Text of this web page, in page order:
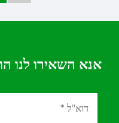
אנא השאירו לנו